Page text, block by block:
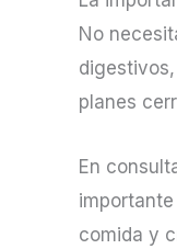
No
planes
En
comida y